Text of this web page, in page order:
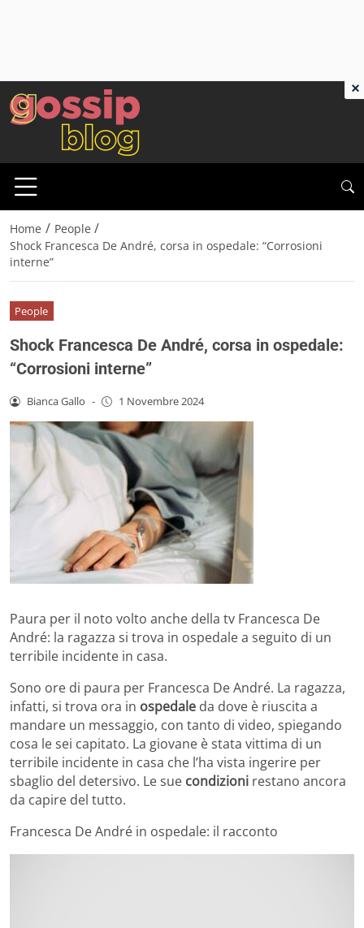
Home / People /
Shock Francesca De André, corsa in ospedale: “Corrosioni
interne”
People
Shock Francesca De André, corsa in ospedale:
“Corrosioni interne”
Bianca Gallo - 1 Novembre 2024
Paura per il noto volto anche della tv Francesca De
André: la ragazza si trova in ospedale a seguito di un
terribile incidente in casa.
Sono ore di paura per Francesca De André. La ragazza,
infatti, si trova ora in ospedale da dove è riuscita a
mandare un messaggio, con tanto di video, spiegando
cosa le sei capitato. La giovane è stata vittima di un
terribile incidente in casa che l’ha vista ingerire per
sbaglio del detersivo. Le sue condizioni restano ancora
da capire del tutto.
Francesca De André in ospedale: il racconto
×